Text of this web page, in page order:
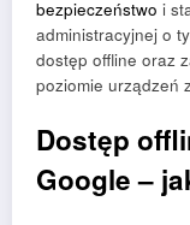
bezpieczeństwo i
administracyjnej o
dostęp offline oraz
poziomie urządzeń
Dostęp
Google –